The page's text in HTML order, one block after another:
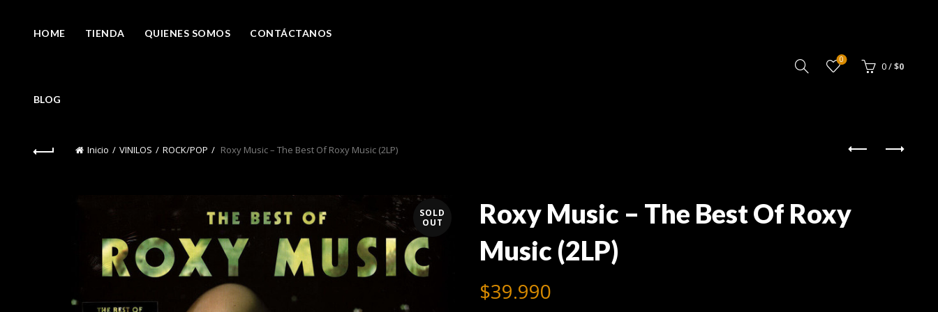
HOME TIENDA QUIENES SOMOS CONTÁCTANOS
BLOG
0
0/$0
Inicio VINILOS ROCK/POP Roxy Music – The Best Of Roxy Music (2LP)
SOLD
OUT
Roxy Music – The Best Of Roxy
Music (2LP)
$39.990